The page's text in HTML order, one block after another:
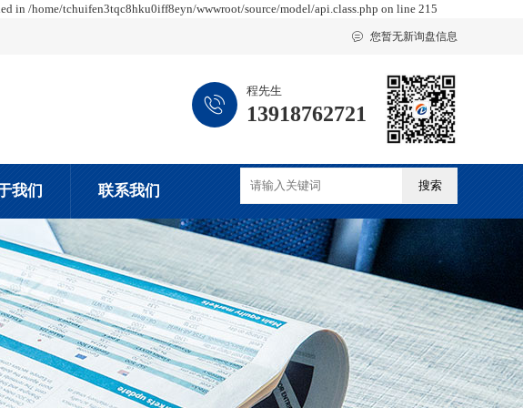
in /home/tchuifen3tqc8hku0iff8eyn/wwwroot/source/model/api.class.php on line 215
 您暂无新询盘信息

程先生
13918762721
我们 联系我们